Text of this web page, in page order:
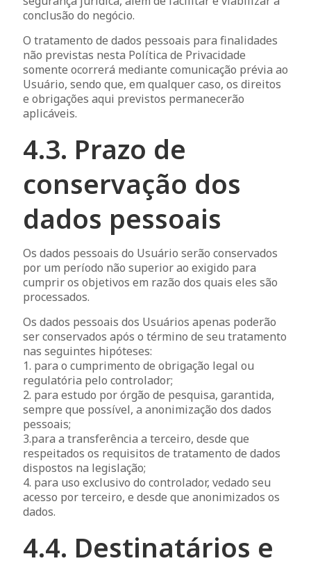
conclusão do negócio.
O tratamento de dados pessoais para finalidades
não previstas nesta Política de Privacidade
somente ocorrerá mediante comunicação prévia ao
Usuário, sendo que, em qualquer caso, os direitos
e obrigações aqui previstos permanecerão
aplicáveis.
4.3. Prazo de
conservação dos
dados pessoais
Os dados pessoais do Usuário serão conservados
por um período não superior ao exigido para
cumprir os objetivos em razão dos quais eles são
processados.
Os dados pessoais dos Usuários apenas poderão
ser conservados após o término de seu tratamento
nas seguintes hipóteses:
1. para o cumprimento de obrigação legal ou
regulatória pelo controlador;
2. para estudo por órgão de pesquisa, garantida,
sempre que possível, a anonimização dos dados
pessoais;
3.para a transferência a terceiro, desde que
respeitados os requisitos de tratamento de dados
dispostos na legislação;
4. para uso exclusivo do controlador, vedado seu
acesso por terceiro, e desde que anonimizados os
dados.
4.4. Destinatários e